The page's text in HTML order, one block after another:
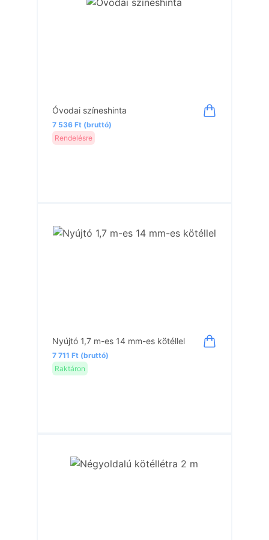
Óvodai színeshinta
7 536 Ft (bruttó)
Rendelésre
Nyújtó 1,7 m-es 14 mm-es kötéllel
7 711 Ft (bruttó)
Raktáron